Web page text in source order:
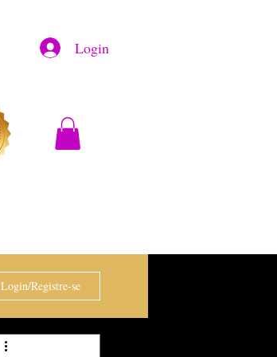
Login
Login/Registre-se